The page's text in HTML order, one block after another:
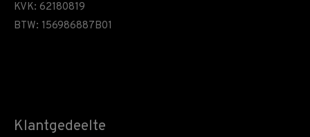
KVK: 62180819
BTW: 156986887B01
Klantgedeelte